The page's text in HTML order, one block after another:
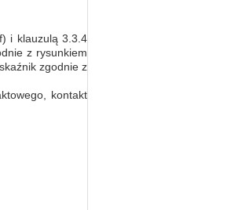
i klauzulą 3.3.4
z rysunkiem
zgodnie z
kontakt